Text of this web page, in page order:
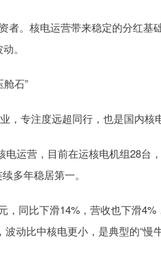
者。核电运营带来稳定的分红
。
石”
，专注度远超同行，也是国内核
运营，目前在运核电机组28台
多年稳居第一。
，同比下滑14%，营收也下滑
动比中核电更小，是典型的“慢牛